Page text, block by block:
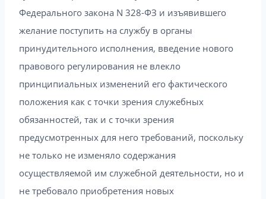
Федерального закона N 328-ФЗ и изъявившего
желание поступить на службу в органы
принудительного исполнения, введение нового
правового регулирования не влекло
принципиальных изменений его фактического
положения как с точки зрения служебных
обязанностей, так и с точки зрения
предусмотренных для него требований, поскольку
не только не изменяло содержания
осуществляемой им служебной деятельности, но и
не требовало приобретения новых